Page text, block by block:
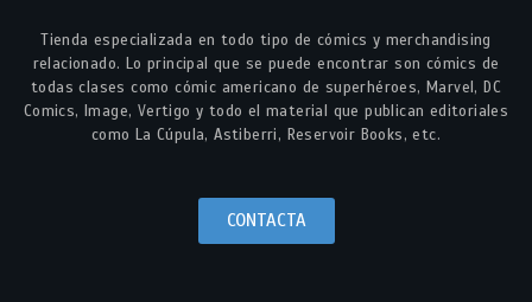
Tienda especializada en todo tipo de cómics y merchandising
relacionado. Lo principal que se puede encontrar son cómics de
todas clases como cómic americano de superhéroes, Marvel, DC
Comics, Image, Vertigo y todo el material que publican editoriales
como La Cúpula, Astiberri, Reservoir Books, etc.
CONTACTA